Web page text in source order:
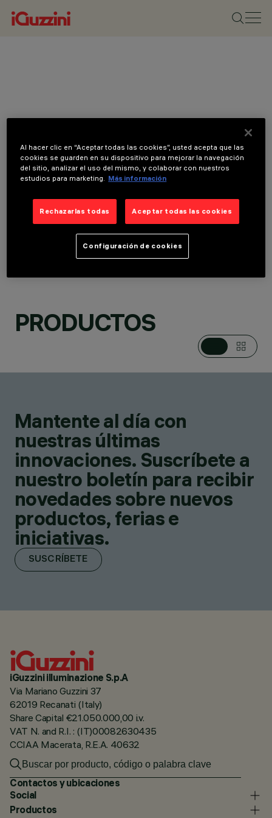
LUMINARIAS DE PIE Y
DESIGN
SHOP ONLINE
PRODUCTOS
Mantente al día con
nuestras últimas
innovaciones. Suscríbete a
nuestro boletín para recibir
novedades sobre nuevos
productos, ferias e
iniciativas.
SUSCRÍBETE
iGuzzini illuminazione S.p.A
Via Mariano Guzzini 37
62019 Recanati (Italy)
Share Capital €21.050.000,00 i.v.
VAT N. and R.I. : (IT)00082630435
CCIAA Macerata, R.E.A. 40632
Contactos y ubicaciones
Social
Productos
Al hacer clic en “Aceptar todas las cookies”, usted acepta que las
cookies se guarden en su dispositivo para mejorar la navegación
del sitio, analizar el uso del mismo, y colaborar con nuestros
estudios para marketing.
Más información
Rechazarlas todas Aceptar todas las cookies
Configuración de cookies